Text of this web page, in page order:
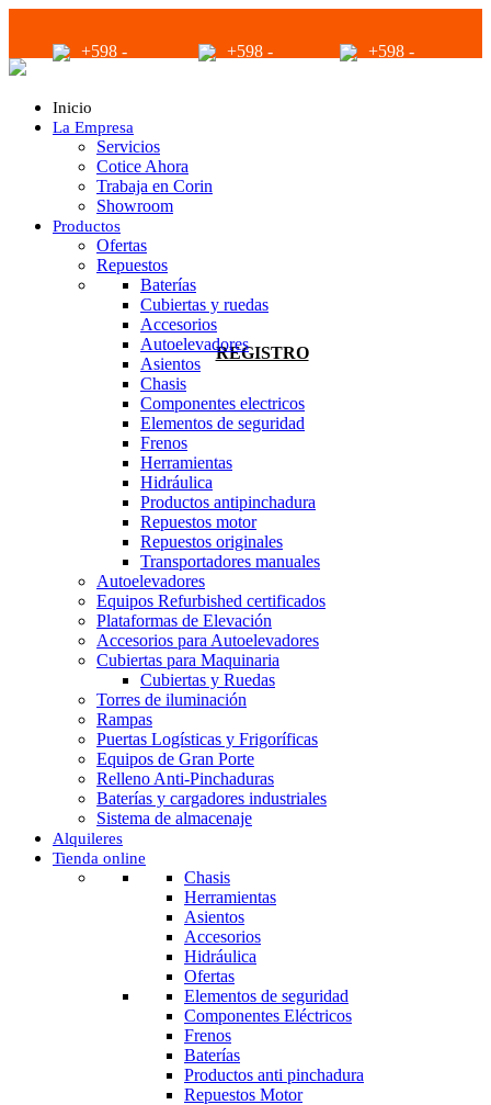
+598 -
2294 2040
+598 - +598 -
infoventas@corinrentup.com.uy
ACCEDER
REGISTRO
Inicio
La Empresa
Servicios
Cotice Ahora
Trabaja en Corin
Showroom
Productos
Ofertas
Repuestos
Baterías
Cubiertas y ruedas
Accesorios
Autoelevadores
Asientos
Chasis
Componentes electricos
Elementos de seguridad
Frenos
Herramientas
Hidráulica
Productos antipinchadura
Repuestos motor
Repuestos originales
Transportadores manuales
Autoelevadores
Equipos Refurbished certificados
Plataformas de Elevación
Accesorios para Autoelevadores
Cubiertas para Maquinaria
Cubiertas y Ruedas
Torres de iluminación
Rampas
Puertas Logísticas y Frigoríficas
Equipos de Gran Porte
Relleno Anti-Pinchaduras
Baterías y cargadores industriales
Sistema de almacenaje
Alquileres
Tienda online
Chasis
Herramientas
Asientos
Accesorios
Hidráulica
Ofertas
Elementos de seguridad
Componentes Eléctricos
Frenos
Baterías
Productos anti pinchadura
Repuestos Motor